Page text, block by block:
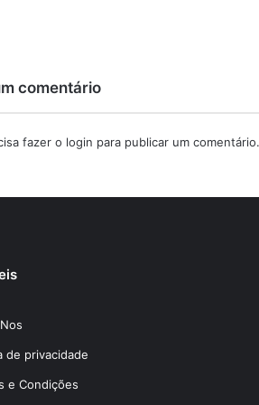
comentário
fazer o login para publicar um comentário.
de privacidade
e Condições